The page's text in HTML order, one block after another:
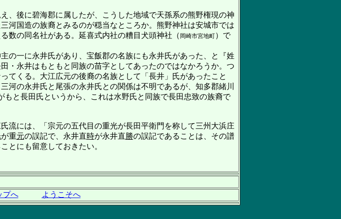
、後に碧海郡に属したが、こうした地域で天孫系の熊野権現の神
河国造の族裔とみるのが穏当なところか。熊野神社は安城市では
数の同名社がある。延喜式内社の糟目犬頭神社（ 岡崎市宮地町）で
の一に永井氏があり、宝飯郡の名族にも永井氏があった、と『姓
・永井はもともと同族の苗字としてあったのではなかろうか。つ
てくる。大江広元の後裔の名族として「長井」氏があったこと
河の永井氏と尾張の永井氏との関係は不明であるが、知多郡緒川
もと長田氏というから、これは水野氏と同族で長田忠致の族裔で
流には、「宗元の五代目の重光が長田平衛門を称して三州大浜庄
が重元の誤記で、永井直時が永井直勝の誤記であることは、その譜
とにも留意しておきたい。
プへ ようこそへ